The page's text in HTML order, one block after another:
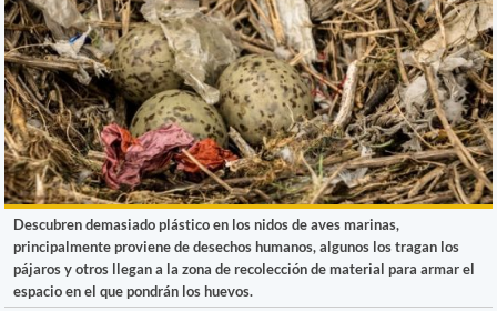
Descubren demasiado plástico en los nidos de aves marinas,
principalmente proviene de desechos humanos, algunos los tragan los
pájaros y otros llegan a la zona de recolección de material para armar el
espacio en el que pondrán los huevos.